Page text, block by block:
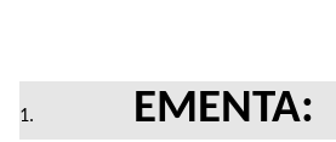
EMENTA: